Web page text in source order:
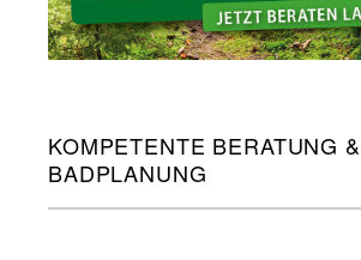
KOMPETENTE BERATUNG &
BADPLANUNG